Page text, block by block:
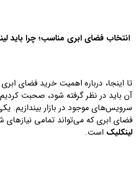
انتخاب فضای ابری مناسب؛ چرا باید
تا اینجا، درباره اهمیت خرید فضای
آن باید در نظر گرفته شود، صحبت
سرویس‌های موجود در بازار بیندازیم.
فضای ابری که می‌تواند تمامی
لینکلیک است.